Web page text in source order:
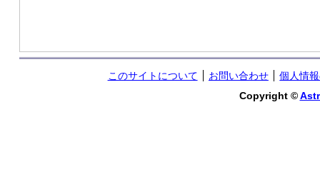
このサイトについて お問い合わせ
個人情
Copyright ©